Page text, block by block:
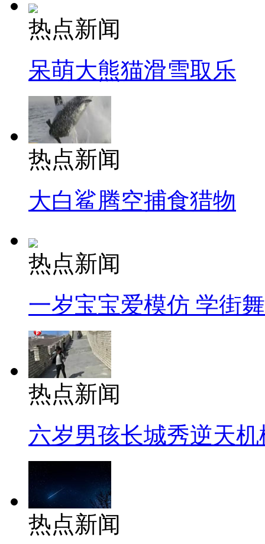
热点新闻
呆萌大熊猫滑雪取乐
热点新闻
大白鲨腾空捕食猎物
热点新闻
一岁宝宝爱模仿 学街
热点新闻
六岁男孩长城秀逆天机
热点新闻